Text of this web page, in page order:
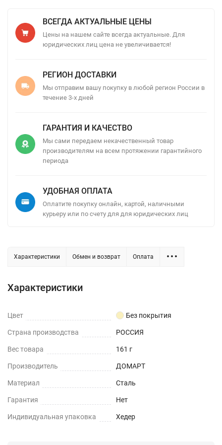
ВСЕГДА АКТУАЛЬНЫЕ ЦЕНЫ
Цены на нашем сайте всегда актуальные. Для
юридических лиц цена не увеличивается!
РЕГИОН ДОСТАВКИ
Мы отправим вашу покупку в любой регион России в
течение 3-х дней
ГАРАНТИЯ И КАЧЕСТВО
Мы сами передаем некачественный товар
производителям на всем протяжении гарантийного
периода
УДОБНАЯ ОПЛАТА
Оплатите покупку онлайн, картой, наличными
курьеру или по счету для для юридических лиц
Характеристики Обмен и возврат Оплата
Характеристики
Цвет Без покрытия
Страна производства РОССИЯ
Вес товара 161 г
Производитель ДОМАРТ
Материал Сталь
Гарантия Нет
Индивидуальная упаковка Хедер